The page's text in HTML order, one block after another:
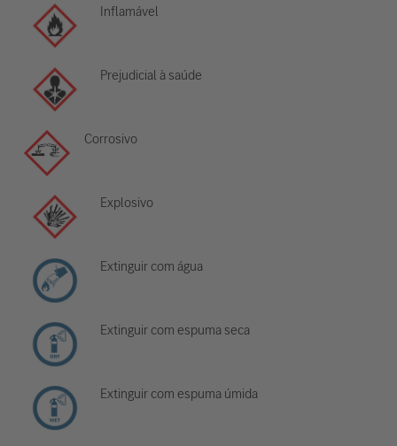
Inflamável
Prejudicial à saúde
Corrosivo
Explosivo
Extinguir com água
Extinguir com espuma seca
Extinguir com espuma úmida